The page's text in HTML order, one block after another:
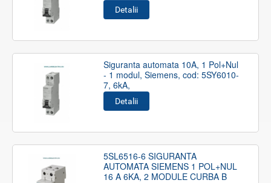
Detalii
Siguranta automata 10A, 1 Pol+Nul
- 1 modul, Siemens, cod: 5SY6010-
7, 6kA,
Detalii
5SL6516-6 SIGURANTA
AUTOMATA SIEMENS 1 POL+NUL
16 A 6KA, 2 MODULE CURBA B